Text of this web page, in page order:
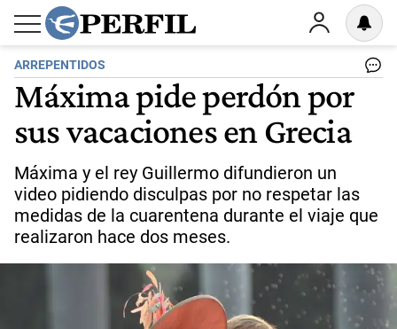
ARREPENTIDOS
Máxima pide perdón por
sus vacaciones en Grecia
Máxima y el rey Guillermo difundieron un
video pidiendo disculpas por no respetar las
medidas de la cuarentena durante el viaje que
realizaron hace dos meses.